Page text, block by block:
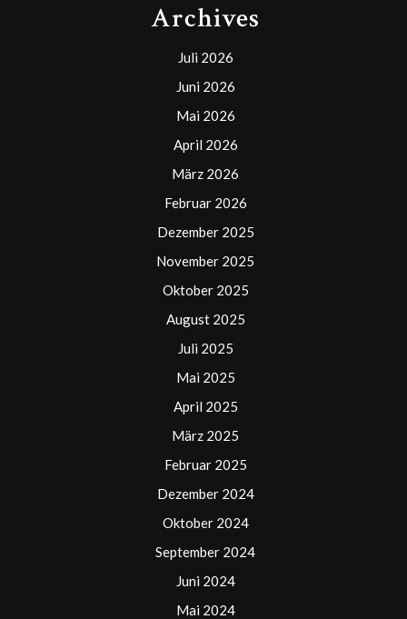
Archives
Juli 2026
Juni 2026
Mai 2026
April 2026
März 2026
Februar 2026
Dezember 2025
November 2025
Oktober 2025
August 2025
Juli 2025
Mai 2025
April 2025
März 2025
Februar 2025
Dezember 2024
Oktober 2024
September 2024
Juni 2024
Mai 2024